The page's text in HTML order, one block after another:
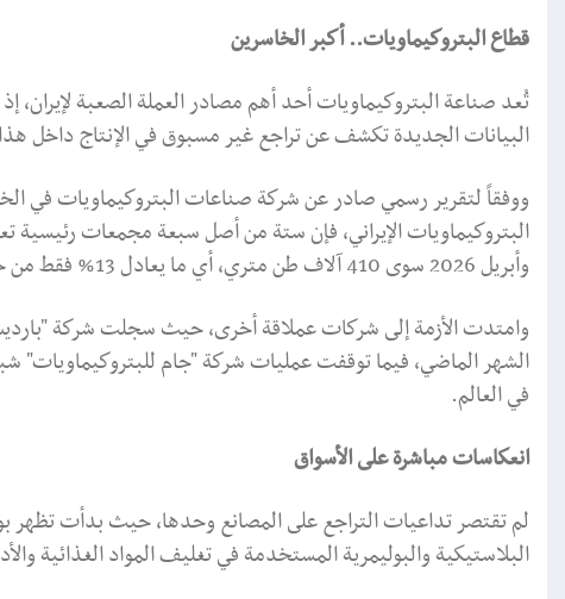
قطاع البتروكيماويات.. أكبر الخاسرين
البيانات الجديدة تكشف عن تراجع غير مسبوق في الإنتاج داخل
البتروكيماويات الإيراني، فإن ستة من أصل سبعة مجمعات
وأبريل 2026 سوى 410 آلاف طن متري، أي ما يعادل 13% فقط من حجم الإنتاج المسجل خلال الفترة نفسها من العام الماضي.
الشهر الماضي، فيما توقفت عمليات شركة "جام للبتروكيماويات"
في العالم.
انعكاسات مباشرة على الأسواق
لم تقتصر تداعيات التراجع على المصانع وحدها، حيث بدأت تظهر
البلاستيكية والبوليمرية المستخدمة في تغليف المواد الغذائية